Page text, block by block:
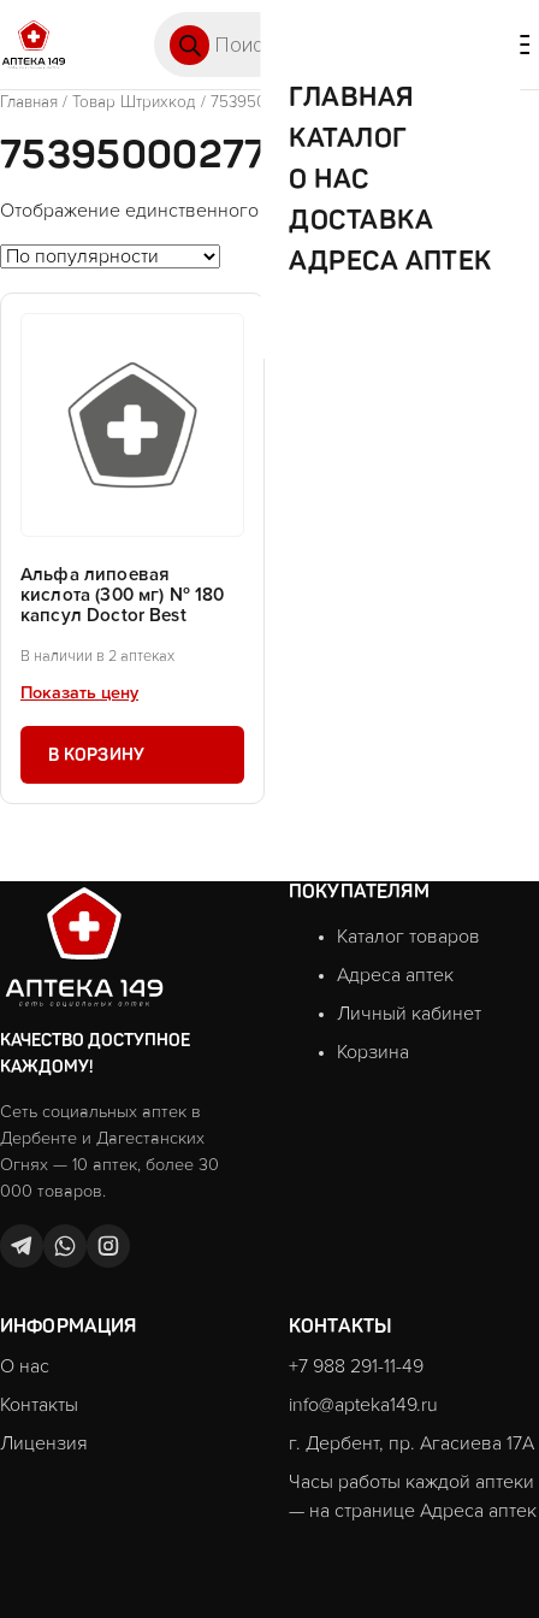
ГЛАВНАЯ
КАТАЛОГ
О НАС
ДОСТАВКА
АДРЕСА АПТЕК
Главная / Товар Штрихкод / 753950002777
753950002777
Отображение единственного товара
Альфа липоевая
кислота (300 мг) № 180
капсул Doctor Best
В наличии в 2 аптеках
Показать цену
В КОРЗИНУ
КАЧЕСТВО ДОСТУПНОЕ
КАЖДОМУ!
Сеть социальных аптек в
Дербенте и Дагестанских
Огнях — 10 аптек, более 30
000 товаров.
ПОКУПАТЕЛЯМ
Каталог товаров
Адреса аптек
Личный кабинет
Корзина
ИНФОРМАЦИЯ
О нас
Контакты
Лицензия
КОНТАКТЫ
+7 988 291-11-49
info@apteka149.ru
г. Дербент, пр. Агасиева 17А
Часы работы каждой аптеки
— на странице Адреса аптек